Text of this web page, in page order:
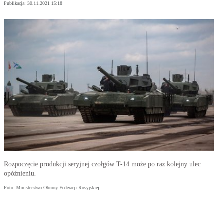
Publikacja: 30.11.2021 15:18
Rozpoczęcie produkcji seryjnej czołgów T-14 może po raz kolejny ulec
opóźnieniu.
Foto: Ministerstwo Obrony Federacji Rosyjskiej